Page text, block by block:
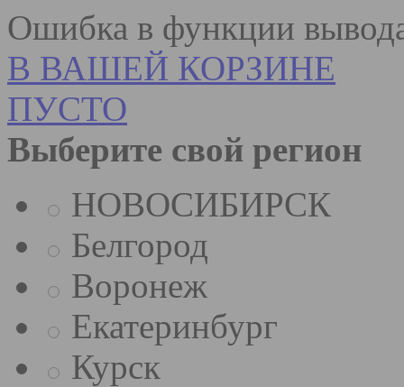
Ошибка в функции
В ВАШЕЙ КОРЗИНЕ
ПУСТО
Выберите свой регион
НОВОСИБИРСК
Белгород
Воронеж
Екатеринбург
Курск